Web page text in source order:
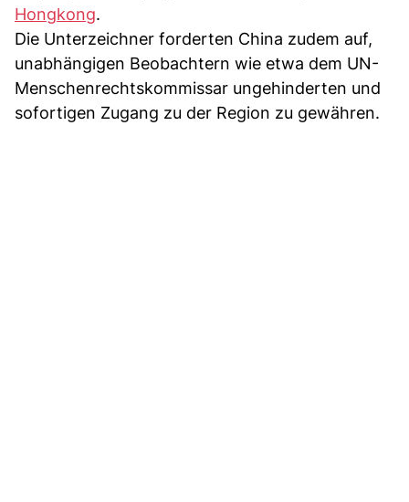
Hongkong.
Die Unterzeichner forderten China zudem auf,
unabhängigen Beobachtern wie etwa dem UN-
Menschenrechtskommissar ungehinderten und
sofortigen Zugang zu der Region zu gewähren.